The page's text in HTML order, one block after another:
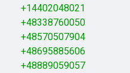
+14402048021
+48338760050
+48570507904
+48695885606
+48889059057